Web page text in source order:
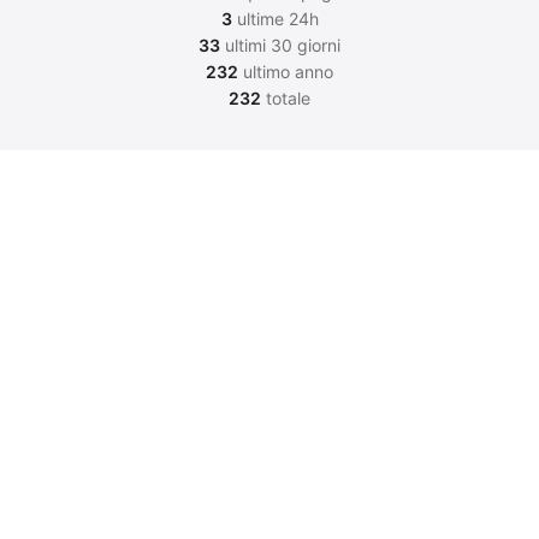
3ultime 24h
33 ultimi 30 giorni
232 ultimo anno
232 totale